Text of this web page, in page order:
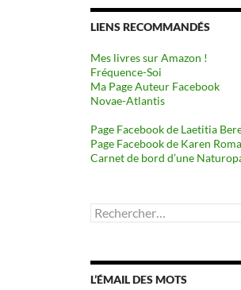
LIENS RECOMMANDÉS
Mes livres sur Amazon !
Fréquence-Soi
Ma Page Auteur Facebook
Novae-Atlantis
Page Facebook de Laetitia
Page Facebook de Karen
Carnet de bord d’une
Rechercher :
L’ÉMAIL DES MOTS